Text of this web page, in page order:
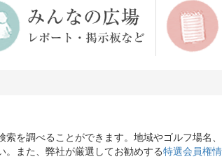
索を調べることができます。地域やゴルフ場名
。また、弊社が厳選してお勧めする特選会員権